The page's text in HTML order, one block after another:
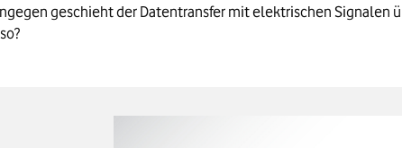
geschieht der Datentransfer mit elektrischen